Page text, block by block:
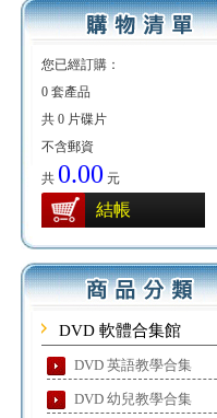
您已經訂購：
0 套產品
共 0 片碟片
不含郵資
共 0.00 元
結帳
DVD 軟體合集館
DVD 英語教學合集
DVD 幼兒教學合集